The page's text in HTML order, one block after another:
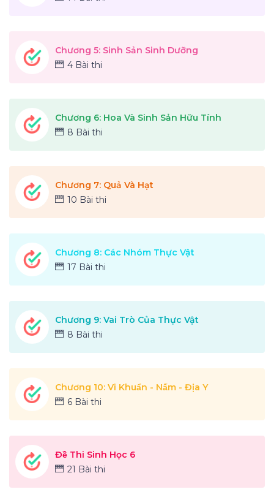
Chương 5: Sinh Sản Sinh Dưỡng
4 Bài thi
Chương 6: Hoa Và Sinh Sản Hữu Tính
8 Bài thi
Chương 7: Quả Và Hạt
10 Bài thi
Chương 8: Các Nhóm Thực Vật
17 Bài thi
Chương 9: Vai Trò Của Thực Vật
8 Bài thi
Chương 10: Vi Khuẩn - Nấm - Địa Y
6 Bài thi
Đề Thi Sinh Học 6
21 Bài thi